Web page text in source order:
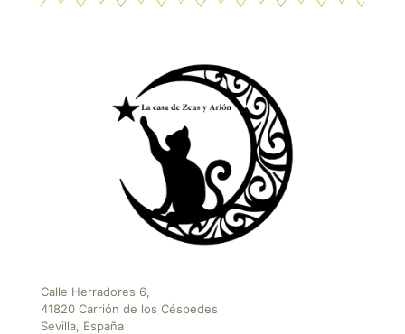
Calle Herradores 6,
41820 Carrión de los Céspedes
Sevilla, España